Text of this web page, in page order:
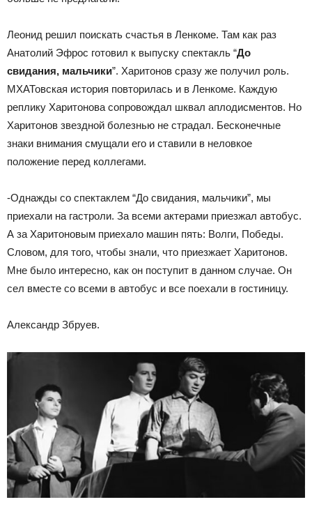
Леонид решил поискать счастья в Ленкоме. Там как раз
Анатолий Эфрос готовил к выпуску спектакль “До
свидания, мальчики”. Харитонов сразу же получил роль.
МХАТовская история повторилась и в Ленкоме. Каждую
реплику Харитонова сопровождал шквал аплодисментов. Но
Харитонов звездной болезнью не страдал. Бесконечные
знаки внимания смущали его и ставили в неловкое
положение перед коллегами.
-Однажды со спектаклем “До свидания, мальчики”, мы
приехали на гастроли. За всеми актерами приезжал автобус.
А за Харитоновым приехало машин пять: Волги, Победы.
Словом, для того, чтобы знали, что приезжает Харитонов.
Мне было интересно, как он поступит в данном случае. Он
сел вместе со всеми в автобус и все поехали в гостиницу.
Александр Збруев.